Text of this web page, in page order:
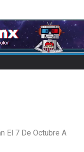
El 7 De Octubre A